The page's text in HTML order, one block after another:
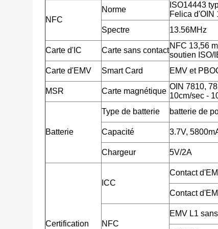
NFC
Norme
ISO14443
Felica d'OIN
Spectre
13.56MHz
Carte d'IC Carte sans contact
NFC 13,56
soutien ISO/
Carte d'EMV
Smart Card EMV et
MSR Carte magnétique
OIN 7810,
10cm/sec -
Batterie
Type de batterie batterie de
Capacité 3.7V,
Chargeur 5V/2A
Certification
ICC
Contact
Contact
NFC
EMV L1